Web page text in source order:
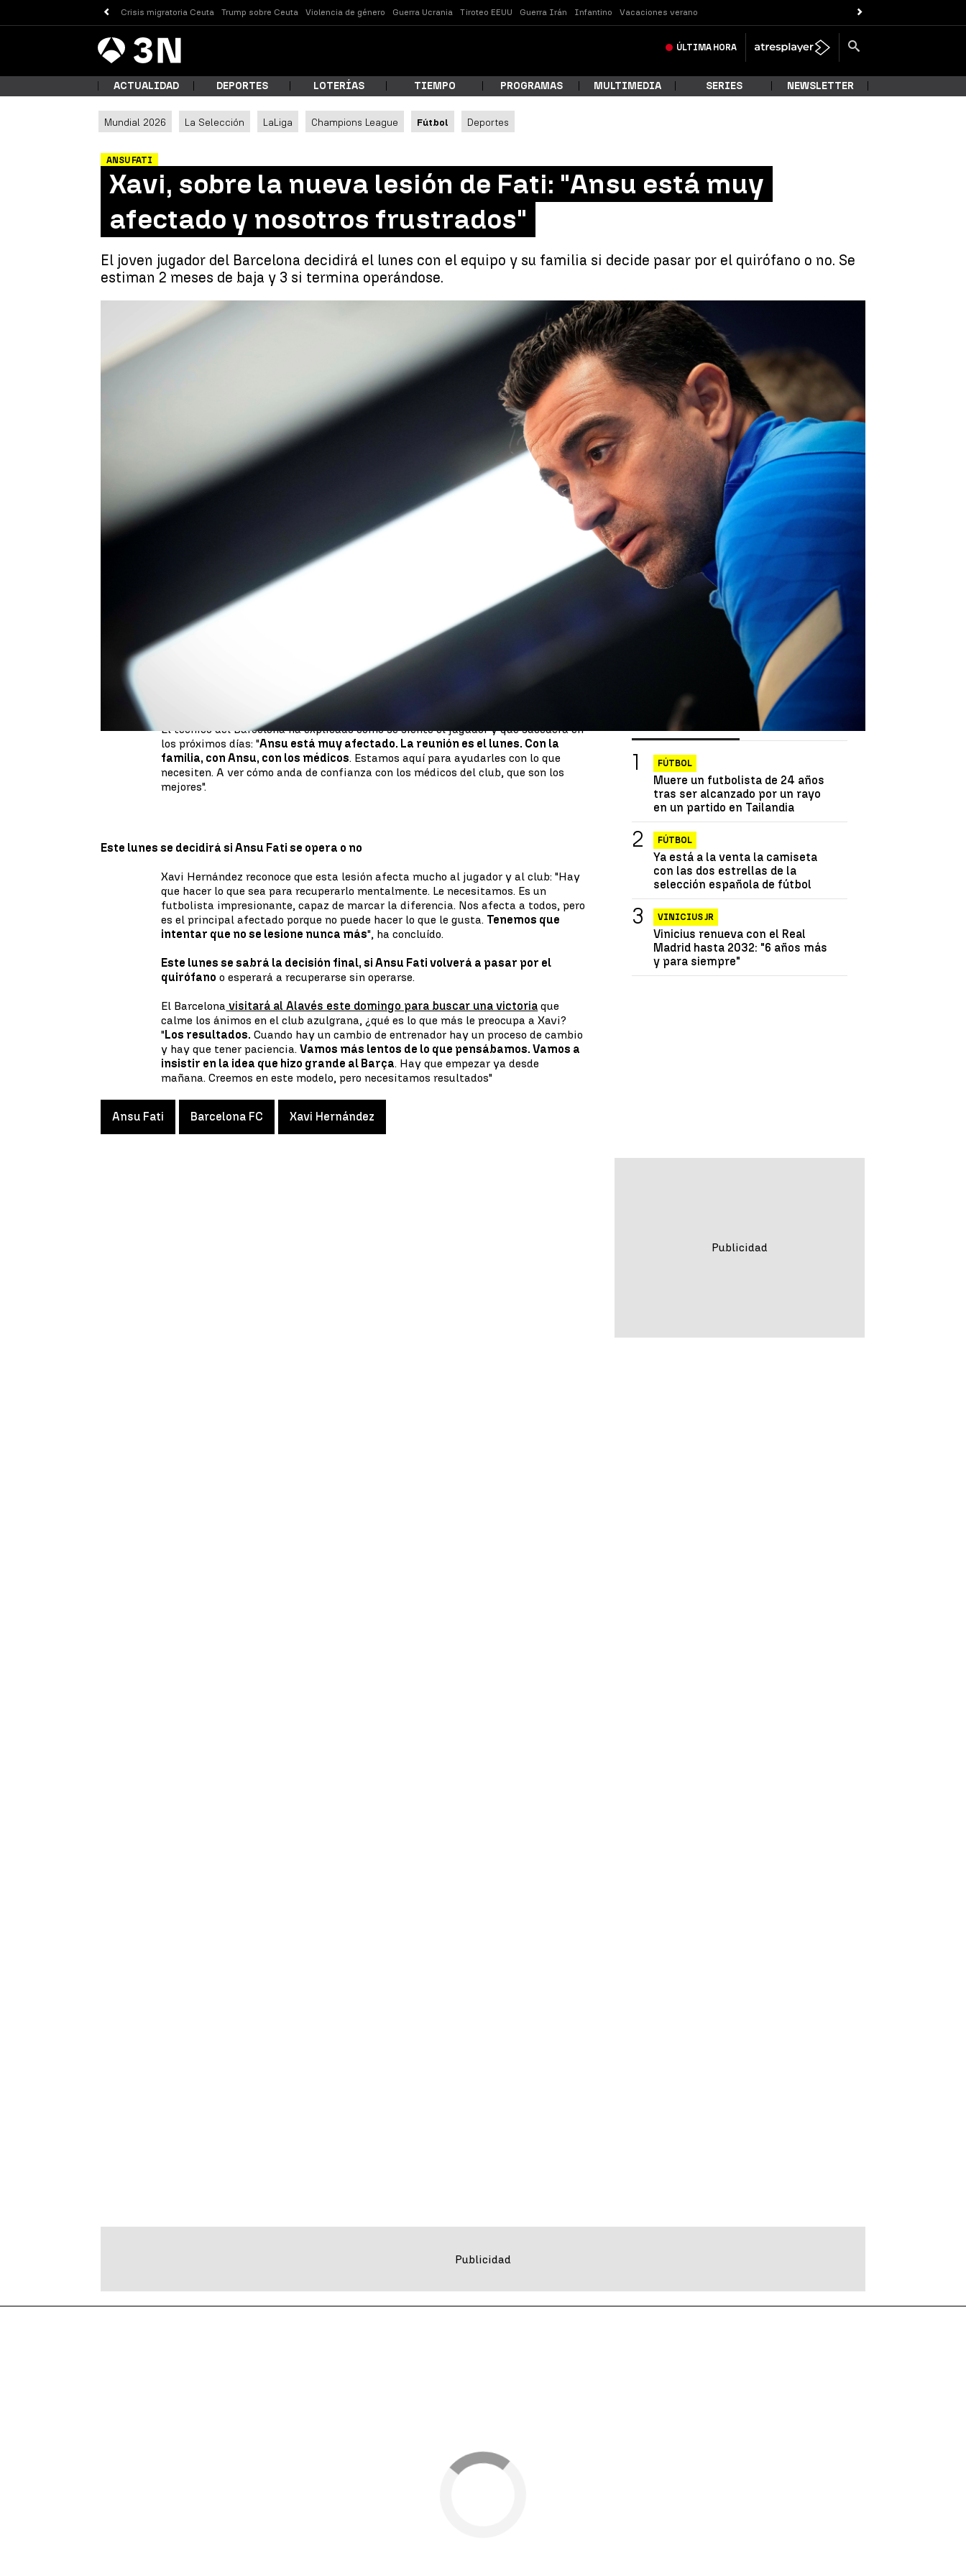
Crisis migratoria Ceuta Trump sobre Ceuta Violencia de género Guerra Ucrania Tiroteo EEUU Guerra Irán Infantino Vacaciones verano
Antena
3 Noticias ÚLTIMA HORA
¿Qué estás buscando?
Buscar
ACTUALIDAD DEPORTES LOTERÍAS TIEMPO PROGRAMAS MULTIMEDIA SERIES NEWSLETTER
Mundial 2026 La Selección LaLiga Champions League Fútbol Deportes
ANSU FATI
Xavi, sobre la nueva lesión de Fati: "Ansu está muy
afectado y nosotros frustrados"
El joven jugador del Barcelona decidirá el lunes con el equipo y su familia si decide pasar por el quirófano o no. Se
estiman 2 meses de baja y 3 si termina operándose.
Xavi, sobre la nueva lesión de Fati: "Ansu está muy afectado y nosotros frustrados" |
Linkedin
lesión de Ansu Fati ha vuelto a ser un golpe muy duro para la moral
del jugador, de su familia y del propio Barcelona, que no se explica cómo ha
vuelto a ocurrir.
Estamos frustrados y tristes porque le hemos intentado cuidar
teniendo contratiempos muy importantes. Es muy difícil. Este contratiempo me
sabe muy mal. Es una pena, pero hemos de seguir", ha dicho Xavi Hernández en la
rueda de prensa previa al partido contra el Alavés.
El técnico del Barcelona ha explicado cómo se siente el jugador y qué sucederá en
los próximos días: "Ansu está muy afectado. La reunión es el lunes. Con la
familia, con Ansu, con los médicos. Estamos aquí para ayudarles con lo que
necesiten. A ver cómo anda de confianza con los médicos del club, que son los
mejores".
Este lunes se decidirá si Ansu Fati se opera o no
Xavi Hernández reconoce que esta lesión afecta mucho al jugador y al club: "Hay
que hacer lo que sea para recuperarlo mentalmente. Le necesitamos. Es un
futbolista impresionante, capaz de marcar la diferencia. Nos afecta a todos, pero
es el principal afectado porque no puede hacer lo que le gusta. Tenemos que
intentar que no se lesione nunca más", ha concluído.
Este lunes se sabrá la decisión final, si Ansu Fati volverá a pasar por el
quirófano o esperará a recuperarse sin operarse.
El Barcelona visitará al Alavés este domingo para buscar una victoria que
calme los ánimos en el club azulgrana, ¿qué es lo que más le preocupa a Xavi?
"Los resultados. Cuando hay un cambio de entrenador hay un proceso de cambio
y hay que tener paciencia.Vamos más lentos de lo que pensábamos. Vamos a
insistir en la idea que hizo grande al Barça. Hay que empezar ya desde
mañana. Creemos en este modelo, pero necesitamos resultados"
Ansu Fati Barcelona FC Xavi Hernández
Las más vistas Lo último
FÚTBOL
Muere un futbolista de 24 años
tras ser alcanzado por un rayo
en un partido en Tailandia
FÚTBOL
Ya está a la venta la camiseta
con las dos estrellas de la
selección española de fútbol
VINICIUS JR
Vinicius renueva con el Real
Madrid hasta 2032: "6 años más
y para siempre"